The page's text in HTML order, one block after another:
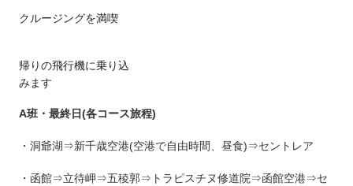
クルージングを満喫
帰りの飛行機に乗り込
みます
A班・最終日(各コース旅程)
・洞爺湖⇒新千歳空港(空港で自由時間、昼食)⇒セントレア
・函館⇒立待岬⇒五稜郭⇒トラピスチヌ修道院⇒函館空港⇒セ